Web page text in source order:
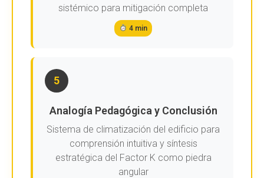
sistémico para mitigación completa
4 min
5
Analogía Pedagógica y Conclusión
Sistema de climatización del edificio para
comprensión intuitiva y síntesis
estratégica del Factor K como piedra
angular